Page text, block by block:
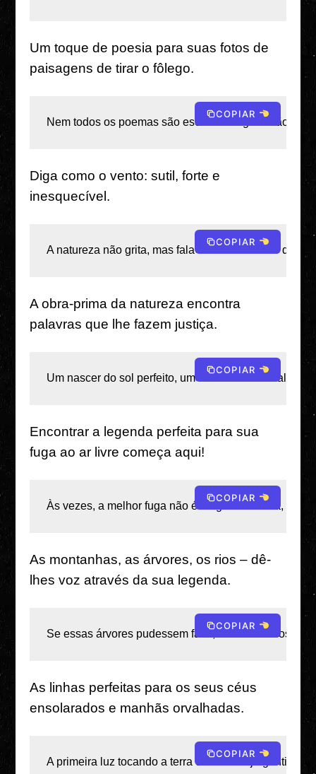
Um toque de poesia para suas fotos de
paisagens de tirar o fôlego.
Nem todos os poemas são escritos – alguns são
COPIAR
Diga como o vento: sutil, forte e
inesquecível.
A natureza não grita, mas fala à alma mais alto que
COPIAR
A obra-prima da natureza encontra
palavras que lhe fazem justiça.
Um nascer do sol perfeito, um vale intocado –
COPIAR
Encontrar a legenda perfeita para sua
fuga ao ar livre começa aqui!
Às vezes, a melhor fuga não é longe – é lá fora, a
COPIAR
As montanhas, as árvores, os rios – dê-
lhes voz através da sua legenda.
Se essas árvores pudessem falar, teriam séculos de
COPIAR
As linhas perfeitas para os seus céus
ensolarados e manhãs orvalhadas.
A primeira luz tocando a terra como o beijo gentil de
COPIAR